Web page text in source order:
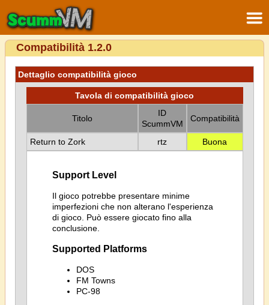
Compatibilità 1.2.0
Dettaglio compatibilità gioco
Tavola di compatibilità gioco
Titolo
ID
ScummVM
Compatibilità
Return to Zork rtz Buona
Support Level
Il gioco potrebbe presentare minime
imperfezioni che non alterano l'esperienza
di gioco. Può essere giocato fino alla
conclusione.
Supported Platforms
DOS
FM Towns
PC-98